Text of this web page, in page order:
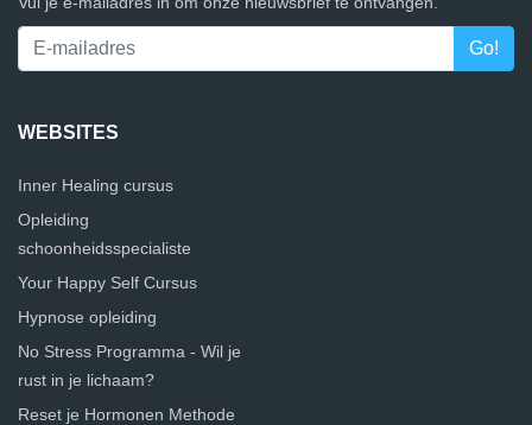
WEBSITES
Inner Healing cursus
Opleiding
schoonheidsspecialiste
Your Happy Self Cursus
Hypnose opleiding
No Stress Programma - Wil je
rust in je lichaam?
Reset je Hormonen Methode